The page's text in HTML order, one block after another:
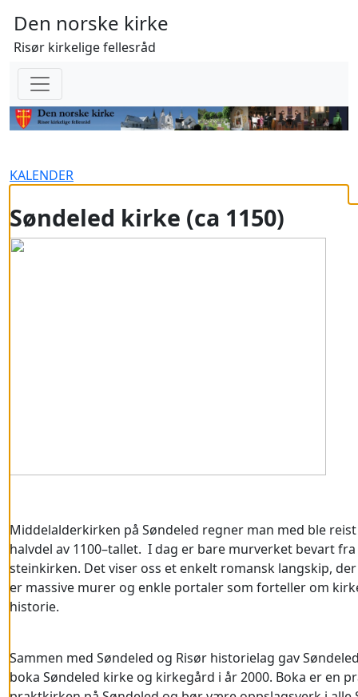
Den norske kirke
Risør kirkelige fellesråd
KALENDER
Søndeled kirke (ca 1150)
Middelalderkirken på Søndeled regner man med ble
halvdel av 1100–tallet. I dag er bare murverket bevart
steinkirken. Det viser oss et enkelt romansk langskip,
er massive murer og enkle portaler som forteller om
historie.
Sammen med Søndeled og Risør historielag gav
boka Søndeled kirke og kirkegård i år 2000. Boka er en